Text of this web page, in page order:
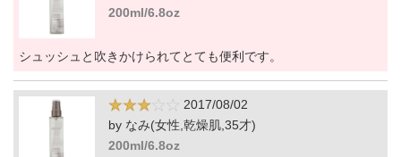
200ml/6.8oz
シュッシュと吹きかけられてとても便利です。
2017/08/02
by なみ(女性,乾燥肌,35才)
200ml/6.8oz